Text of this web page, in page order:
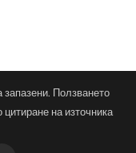
Ползването
на източника